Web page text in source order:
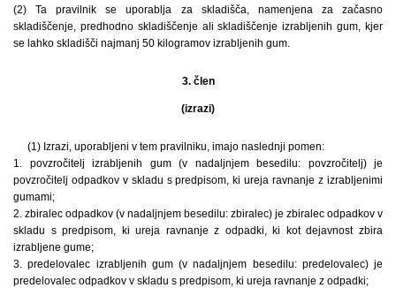
(2) Ta pravilnik se uporablja za skladišča, namenjena za začasno
skladiščenje, predhodno skladiščenje ali skladiščenje izrabljenih gum, kjer
se lahko skladišči najmanj 50 kilogramov izrabljenih gum.
3. člen
(izrazi)
(1) Izrazi, uporabljeni v tem pravilniku, imajo naslednji pomen:
1. povzročitelj izrabljenih gum (v nadaljnjem besedilu: povzročitelj) je
povzročitelj odpadkov v skladu s predpisom, ki ureja ravnanje z izrabljenimi
gumami;
2. zbiralec odpadkov (v nadaljnjem besedilu: zbiralec) je zbiralec odpadkov v
skladu s predpisom, ki ureja ravnanje z odpadki, ki kot dejavnost zbira
izrabljene gume;
3. predelovalec izrabljenih gum (v nadaljnjem besedilu: predelovalec) je
predelovalec odpadkov v skladu s predpisom, ki ureja ravnanje z odpadki;